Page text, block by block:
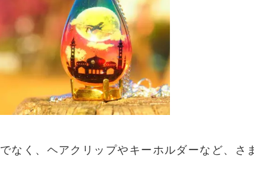
なく、ヘアクリップやキーホルダーなど、さ